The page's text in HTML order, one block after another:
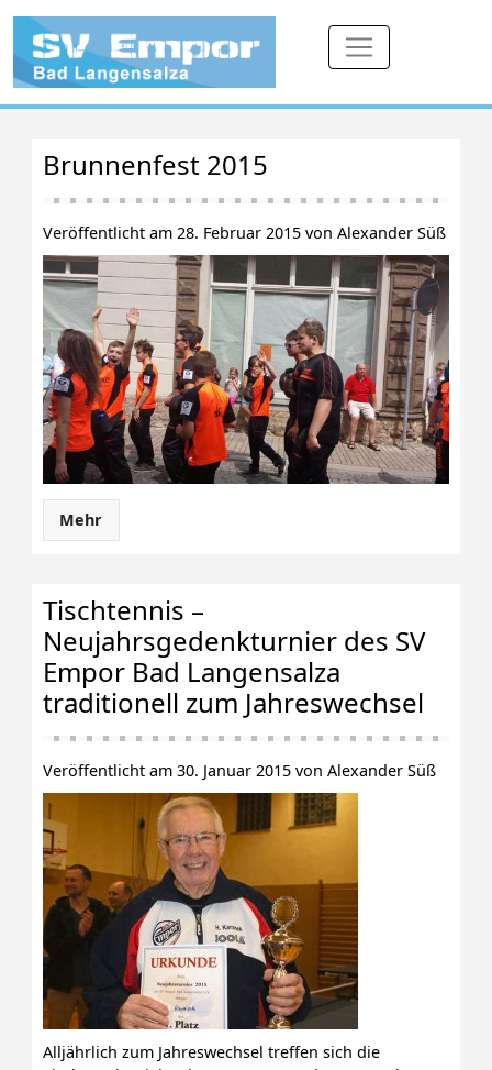
Brunnenfest 2015
Veröffentlicht am 28. Februar 2015 von Alexander Süß
Mehr
Tischtennis –
Neujahrsgedenkturnier des SV
Empor Bad Langensalza
traditionell zum Jahreswechsel
Veröffentlicht am 30. Januar 2015 von Alexander Süß
Alljährlich zum Jahreswechsel treffen sich die